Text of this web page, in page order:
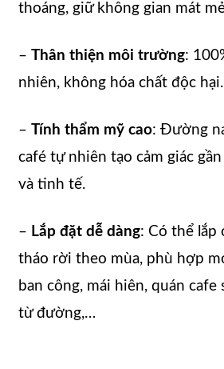
thoáng, giữ không gian mát
– Thân thiện môi trường:
nhiên, không hóa chất độc hại.
– Tính thẩm mỹ cao: Đường
café tự nhiên tạo cảm giác
và tinh tế.
– Lắp đặt dễ dàng: Có thể lắp
tháo rời theo mùa, phù hợp
ban công, mái hiên, quán cafe
từ đường,…